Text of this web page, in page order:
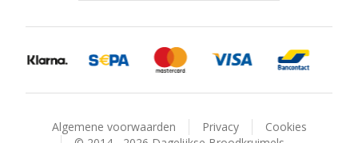
Algemene voorwaarden Privacy
Cookies